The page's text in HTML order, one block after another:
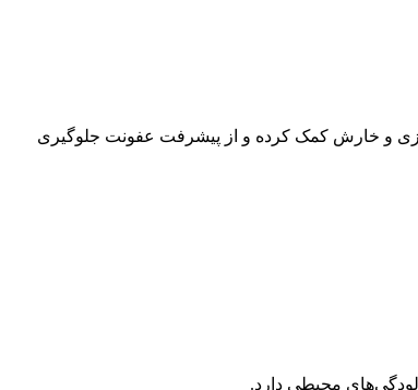
و خارش کمک کرده و از پیشرفت عفونت جلوگیری
محیطی دارد.